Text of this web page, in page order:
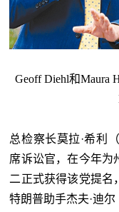
Geoff Diehl和Maura
总检察长莫拉·希利
席诉讼官，在今年为
二正式获得该党提名
特朗普助手杰夫·迪